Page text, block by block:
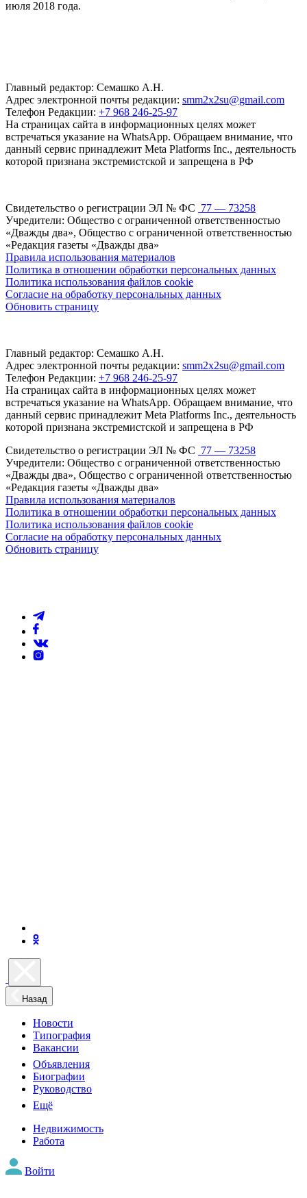
июля 2018 года.
Главный редактор: Семашко А.Н.
Адрес электронной почты редакции: smm2x2su@gmail.com
Телефон Редакции: +7 968 246-25-97
На страницах сайта в информационных целях может
встречаться указание на WhatsApp. Обращаем внимание, что
данный сервис принадлежит Meta Platforms Inc., деятельность
которой признана экстремистской и запрещена в РФ
Свидетельство о регистрации ЭЛ № ФС 77 — 73258
Учредители: Общество с ограниченной ответственностью
«Дважды два», Общество с ограниченной ответственностью
«Редакция газеты «Дважды два»
Правила использования материалов
Политика в отношении обработки персональных данных
Политика использования файлов cookie
Согласие на обработку персональных данных
Обновить страницу
Главный редактор: Семашко А.Н.
Адрес электронной почты редакции: smm2x2su@gmail.com
Телефон Редакции: +7 968 246-25-97
На страницах сайта в информационных целях может
встречаться указание на WhatsApp. Обращаем внимание, что
данный сервис принадлежит Meta Platforms Inc., деятельность
которой признана экстремистской и запрещена в РФ
Свидетельство о регистрации ЭЛ № ФС 77 — 73258
Учредители: Общество с ограниченной ответственностью
«Дважды два», Общество с ограниченной ответственностью
«Редакция газеты «Дважды два»
Правила использования материалов
Политика в отношении обработки персональных данных
Политика использования файлов cookie
Согласие на обработку персональных данных
Обновить страницу
Назад
Новости
Типография
Вакансии
Объявления
Биографии
Руководство
Ещё
Недвижимость
Работа
Войти